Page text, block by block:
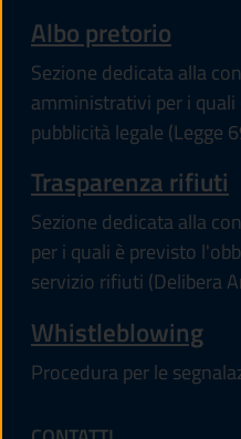
Albo pretorio
Sezione dedicata alla
amministrativi per i
pubblicità legale (Legge
Trasparenza rifiuti
Sezione dedicata alla
per i quali è previsto
servizio rifiuti (Delibera
Whistleblowing
Procedura per le